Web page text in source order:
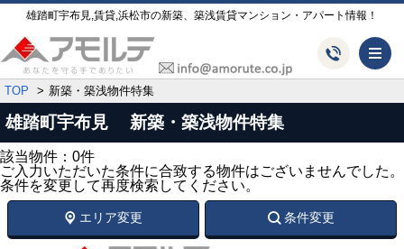
雄踏町宇布見,賃貸,浜松市の新築、築浅賃貸マンション・アパート情報！
TOP 新築・築浅物件特集
雄踏町宇布見 新築・築浅物件特集
該当物件：0件
ご入力いただいた条件に合致する物件はございませんでした。
条件を変更して再度検索してください。
エリア変更 条件変更